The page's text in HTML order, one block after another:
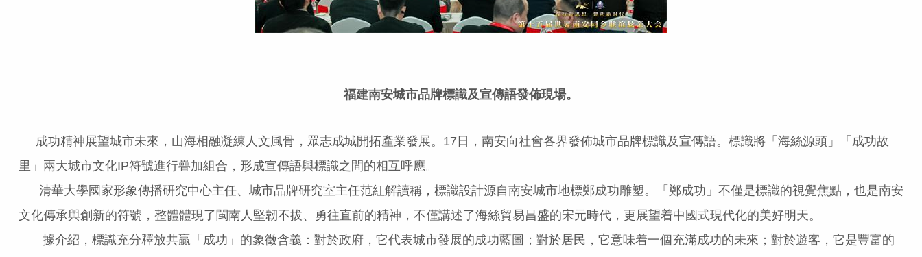
福建南安城市品牌標識及宣傳語發佈現場。
成功精神展望城市未來，山海相融凝練人文風骨，眾志成城開拓產業發展。17日，南安向社會各界發佈城市品牌標識及宣傳語。標識將「海絲源頭」「成功故
里」兩大城市文化IP符號進行疊加組合，形成宣傳語與標識之間的相互呼應。
清華大學國家形象傳播研究中心主任、城市品牌研究室主任范紅解讀稱，標識設計源自南安城市地標鄭成功雕塑。「鄭成功」不僅是標識的視覺焦點，也是南安
文化傳承與創新的符號，整體體現了閩南人堅韌不拔、勇往直前的精神，不僅講述了海絲貿易昌盛的宋元時代，更展望着中國式現代化的美好明天。
據介紹，標識充分釋放共贏「成功」的象徵含義：對於政府，它代表城市發展的成功藍圖；對於居民，它意味着一個充滿成功的未來；對於遊客，它是豐富的